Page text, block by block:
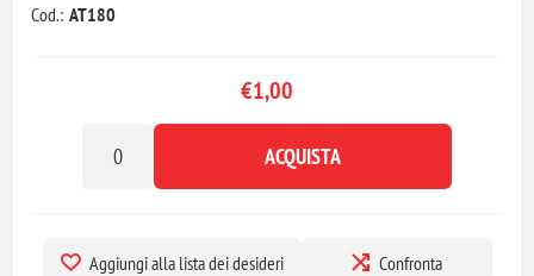
Cod.: AT180
€1,00
ACQUISTA
Aggiungi alla lista dei desideri Confronta